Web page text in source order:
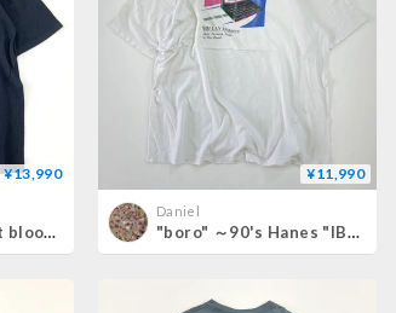
¥13,990
90's All Sport "got blood?" Tシャツ XLサイズ USA製
¥11,990
Daniel
"boro" ～90's Hanes "IBM" "両面" Tシャツ XLサイズ